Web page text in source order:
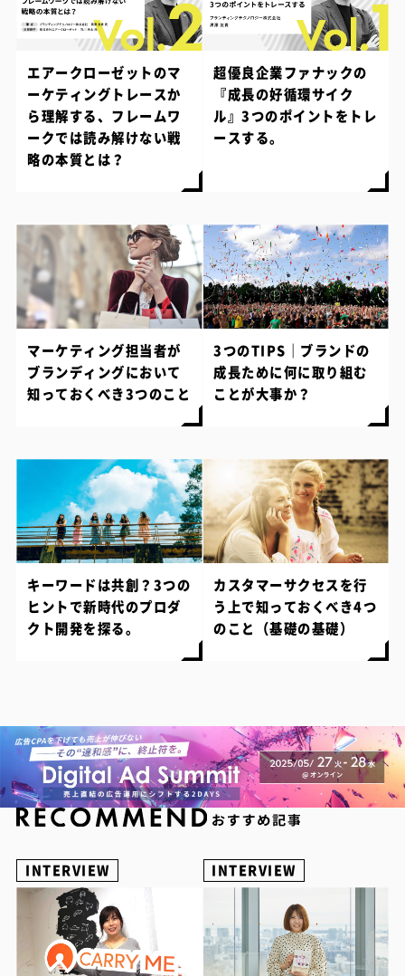
エアークローゼットのマ
ーケティングトレースか
ら理解する、フレームワ
ークでは読み解けない戦
略の本質とは？
超優良企業ファナックの
『成長の好循環サイク
ル』3つのポイントをトレ
ースする。
マーケティング担当者が
ブランディングにおいて
知っておくべき3つのこと
3つのTIPS｜ブランドの
成長ために何に取り組む
ことが大事か？
キーワードは共創？3つの
ヒントで新時代のプロダ
クト開発を探る。
カスタマーサクセスを行
う上で知っておくべき4つ
のこと（基礎の基礎）
INTERVIEW INTERVIEW